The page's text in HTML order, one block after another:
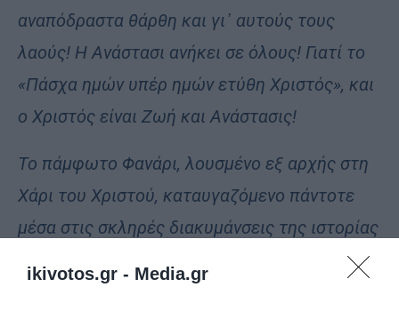
ikivotos.gr - Media.gr
αναπόδραστα θάρθη και γι᾽ αυτούς τους
λαούς! Η Ανάστασι ανήκει σε όλους! Γιατί το
«Πάσχα ημών υπέρ ημών ετύθη Χριστός», και
ο Χριστός είναι Ζωή και Ανάστασις!
Το πάμφωτο Φανάρι, λουσμένο εξ αρχής στη
Χάρι του Χριστού, καταυγαζόμενο πάντοτε
μέσα στις σκληρές διακυμάνσεις της ιστορίας
του από Φως πασχαλινό, υψώνει και απόψε